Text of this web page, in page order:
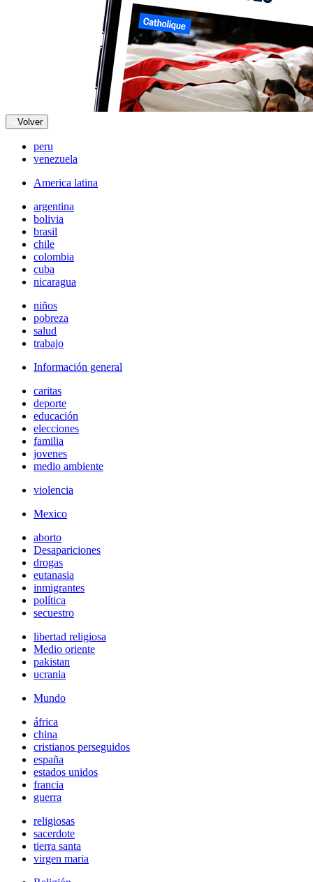
Volver
peru
venezuela
America latina
argentina
bolivia
brasil
chile
colombia
cuba
nicaragua
niños
pobreza
salud
trabajo
Información general
caritas
deporte
educación
elecciones
familia
jovenes
medio ambiente
violencia
Mexico
aborto
Desapariciones
drogas
eutanasia
inmigrantes
política
secuestro
libertad religiosa
Medio oriente
pakistan
ucrania
Mundo
áfrica
china
cristianos perseguidos
españa
estados unidos
francia
guerra
religiosas
sacerdote
tierra santa
virgen maria